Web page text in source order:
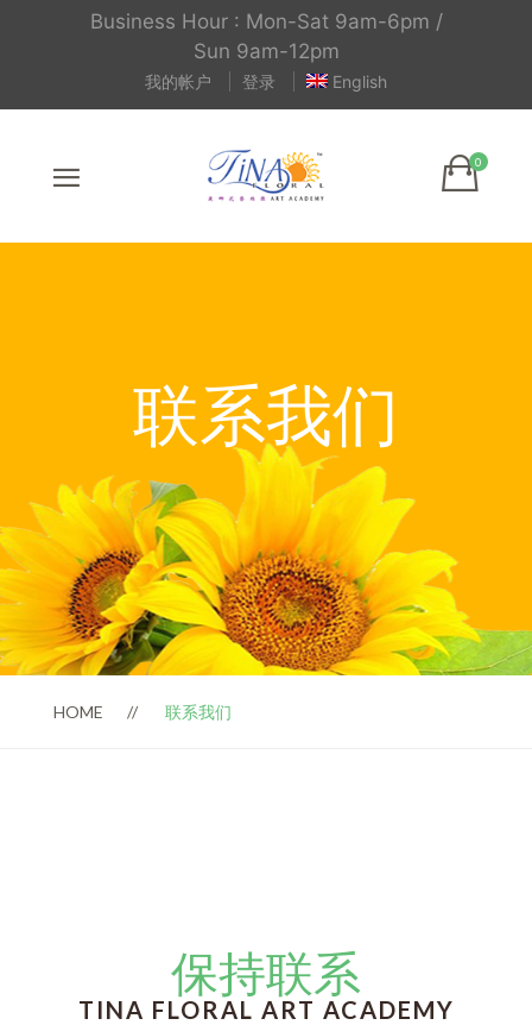
Business Hour : Mon-Sat 9am-6pm /
Sun 9am-12pm
我的帐户 登录 English
联系我们
HOME 联系我们
保持联系
TINA FLORAL ART ACADEMY